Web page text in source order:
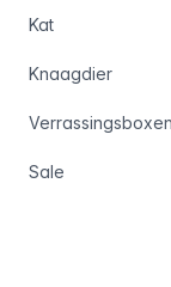
Kat
Knaagdier
Verrassingsboxen
Sale